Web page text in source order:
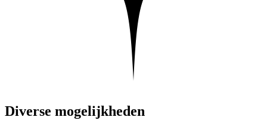
Diverse mogelijkheden